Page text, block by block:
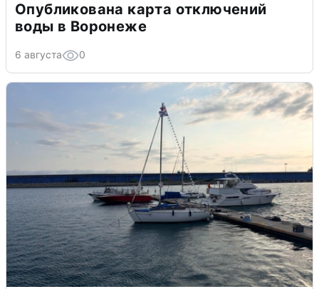
Опубликована карта отключений
воды в Воронеже
6 августа 0